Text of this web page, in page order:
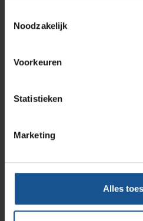
Noodzakelijk
Voorkeuren
Statistieken
Marketing
Alles
VE-Systems
Draagvermogen plateau 30
mm, Hoogte minimaal 900
HV10: 650x450 mm, Plateau
750x550 mm
ontvangen? Vraag
Onze merken